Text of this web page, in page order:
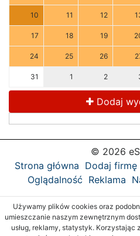
10 11 12
17 18 19
24 25 26
31 1 2
Dodaj
© 2026
Strona główna Dodaj
Oglądalność Reklama
Używamy plików cookies oraz
umieszczanie naszym zewnętrznym
usług, reklamy, statystyk.